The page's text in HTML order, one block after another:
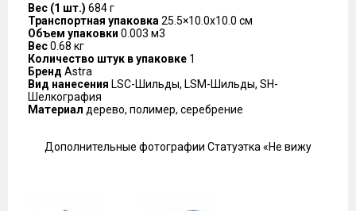
Вес (1 шт.) 684 г
Транспортная упаковка 25.5×10.0x10.0 см
Объем упаковки 0.003 м3
Вес0.68 кг
Количество штук в упаковке 1
Бренд Astra
Вид нанесения LSC-Шильды, LSM-Шильды, SH-
Шелкография
Материал дерево, полимер, серебрение
Дополнительные фотографии Статуэтка «Не вижу